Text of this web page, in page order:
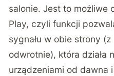
salonie. Jest to możliwe
Play, czyli funkcji
sygnału w obie strony
odwrotnie), która działa
urządzeniami od dawna